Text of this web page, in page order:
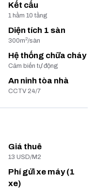
Kết cấu
1 hầm 10 tầng
Diện tích 1 sàn
300m2/sàn
Hệ thống chữa cháy
Cảm biến tự động
An ninh tòa nhà
CCTV 24/7
Giá thuê
13 USD/M2
Phí gửi xe máy (1
xe)